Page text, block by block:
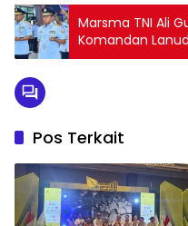
Marsma TNI Ali
Komandan
Pos Terkait